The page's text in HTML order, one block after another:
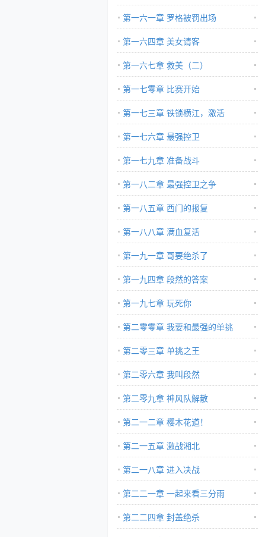
第一六一章 罗格被罚出场
第一六四章 美女请客
第一六七章 救美（二）
第一七零章 比赛开始
第一七三章 铁锁横江，激活
第一七六章 最强控卫
第一七九章 准备战斗
第一八二章 最强控卫之争
第一八五章 西门的报复
第一八八章 满血复活
第一九一章 哥要绝杀了
第一九四章 段然的答案
第一九七章 玩死你
第二零零章 我要和最强的单挑
第二零三章 单挑之王
第二零六章 我叫段然
第二零九章 神风队解散
第二一二章 樱木花道！
第二一五章 激战湘北
第二一八章 进入决战
第二二一章 一起来看三分雨
第二二四章 封盖绝杀